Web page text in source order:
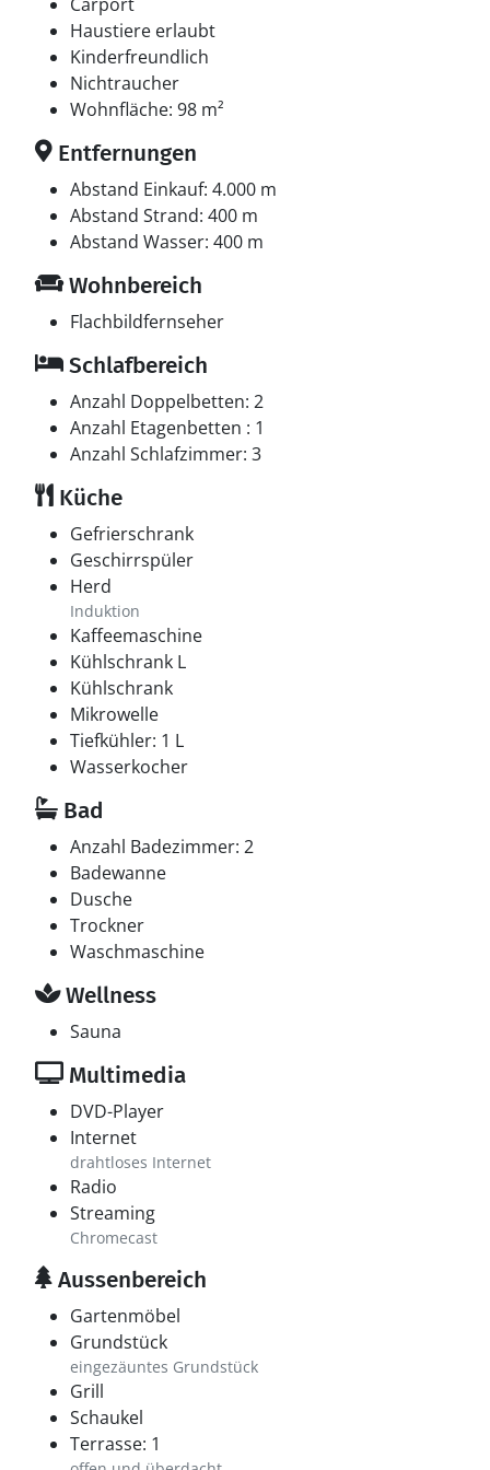
zusätzlichen Komfort, wovon eines nur eine Toilette
hat. Dies stellt sicher, dass ausreichend Platz für alle
Gäste vorhanden ist. Darüber hinaus gibt es 3
Schlafzimmer mit jeweils 1 Doppelbett (1,60 m breit), 1
Doppelbett (1,40 m breit) und 1 Etagenbett (90 cm
breit).
Willkommen zu Ihrem Traumurlaub am Følle Strand,
wo Urlaubserinnerungen entstehen und Erinnerungen
Haustiere erlaubt
Kinderfreundlich
Nichtraucher
Wohnfläche: 98 m²
Entfernungen
Abstand Einkauf: 4.000 m
Abstand Strand: 400 m
Abstand Wasser: 400 m
Wohnbereich
Flachbildfernseher
Schlafbereich
Anzahl Doppelbetten: 2
Anzahl Etagenbetten : 1
Anzahl Schlafzimmer: 3
Küche
Gefrierschrank
Geschirrspüler
Herd
Induktion
Kaffeemaschine
Kühlschrank L
Kühlschrank
Mikrowelle
Tiefkühler: 1 L
Wasserkocher
Bad
Anzahl Badezimmer: 2
Badewanne
Dusche
Trockner
Waschmaschine
Wellness
Sauna
Multimedia
DVD-Player
Internet
drahtloses Internet
Radio
Streaming
Chromecast
Aussenbereich
Gartenmöbel
Grundstück
eingezäuntes Grundstück
Grill
Schaukel
Terrasse: 1